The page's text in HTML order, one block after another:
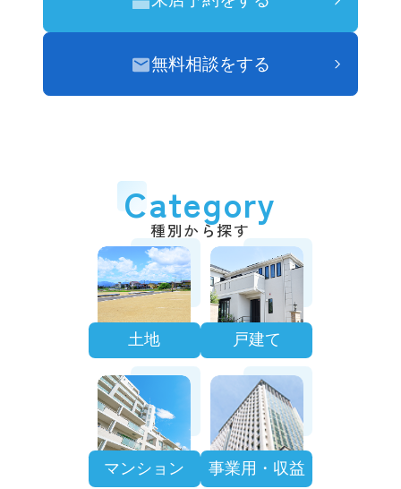
無料相談をする
Category
種別から探す
土地 戸建て
マンション 事業用・収益